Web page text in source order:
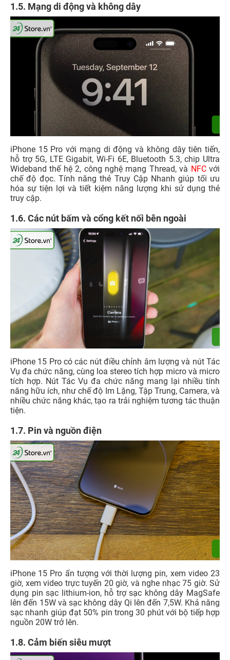
1.5. Mạng di động và không dây
iPhone 15 Pro với mạng di động và không dây tiên tiến,
hỗ trợ 5G, LTE Gigabit, Wi-Fi 6E, Bluetooth 5.3, chip Ultra
Wideband thế hệ 2, công nghệ mạng Thread, và NFCvới
chế độ đọc. Tính năng thẻ Truy Cập Nhanh giúp tối ưu
hóa sự tiện lợi và tiết kiệm năng lượng khi sử dụng thẻ
truy cập.
1.6. Các nút bấm và cổng kết nối bên ngoài
iPhone 15 Pro có các nút điều chỉnh âm lượng và nút Tác
Vụ đa chức năng, cùng loa stereo tích hợp micro và micro
tích hợp. Nút Tác Vụ đa chức năng mang lại nhiều tính
năng hữu ích, như chế độ Im Lặng, Tập Trung, Camera, và
nhiều chức năng khác, tạo ra trải nghiệm tương tác thuận
tiện.
1.7. Pin và nguồn điện
iPhone 15 Pro ấn tượng với thời lượng pin, xem video 23
giờ, xem video trực tuyến 20 giờ, và nghe nhạc 75 giờ. Sử
dụng pin sạc lithium-ion, hỗ trợ sạc không dây MagSafe
lên đến 15W và sạc không dây Qi lên đến 7,5W. Khả năng
sạc nhanh giúp đạt 50% pin trong 30 phút với bộ tiếp hợp
nguồn 20W trở lên.
1.8. Cảm biến siêu mượt